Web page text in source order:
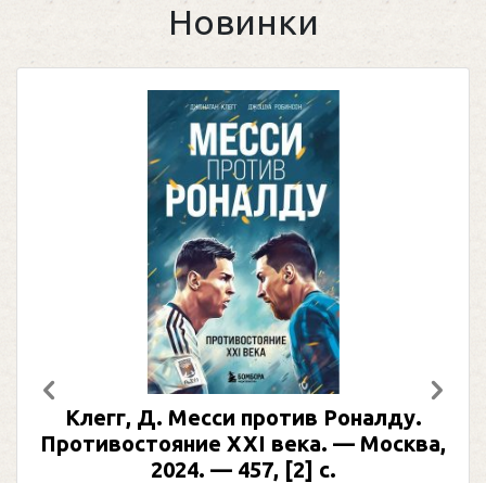
Новинки
Клегг, Д. Месси против Роналду.
Противостояние XXI века. — Москва,
2024. — 457, [2] с.
Предыдущий